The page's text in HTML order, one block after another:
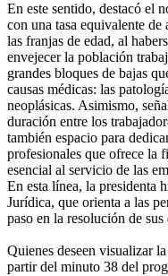
En este sentido, destacó el
con una tasa equivalente
las franjas de edad, al
envejecer la población
grandes bloques de bajas
causas médicas: las
neoplásicas. Asimismo,
duración entre los
también espacio para
profesionales que ofrece la
esencial al servicio de las
En esta línea, la presidenta
Jurídica, que orienta a las
paso en la resolución de sus
Quienes deseen visualizar
partir del minuto 38 del